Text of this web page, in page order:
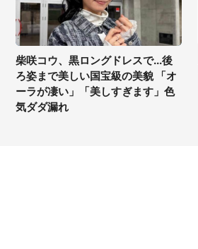
柴咲コウ、黒ロングドレスで...後
ろ姿まで美しい国宝級の美貌 「オ
ーラが凄い」「美しすぎます」色
気ダダ漏れ